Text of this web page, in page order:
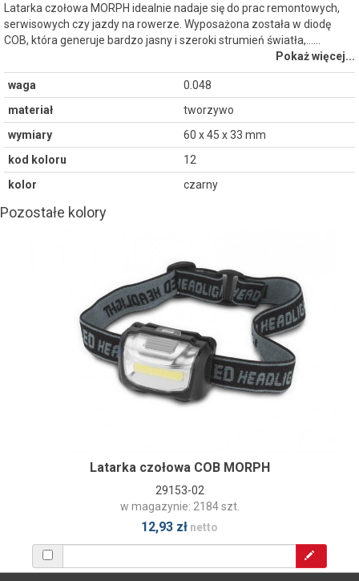
Latarka czołowa MORPH idealnie nadaje się do prac remontowych,
serwisowych czy jazdy na rowerze. Wyposażona została w diodę
COB, która generuje bardzo jasny i szeroki strumień światła,...…
Pokaż więcej...
waga
0.048
materiał
tworzywo
wymiary
60 x 45 x 33 mm
kod koloru
12
kolor
czarny
Pozostałe kolory
Latarka czołowa COB MORPH
29153-02
w magazynie: 2184 szt.
12,93 zł netto